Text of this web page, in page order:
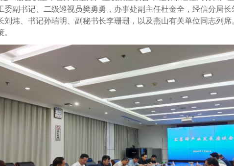
副书记、二级巡视员樊勇勇，办事处副主任杜金全，经信分局
炜、书记孙瑞明、副秘书长李珊珊，以及燕山有关单位同志列